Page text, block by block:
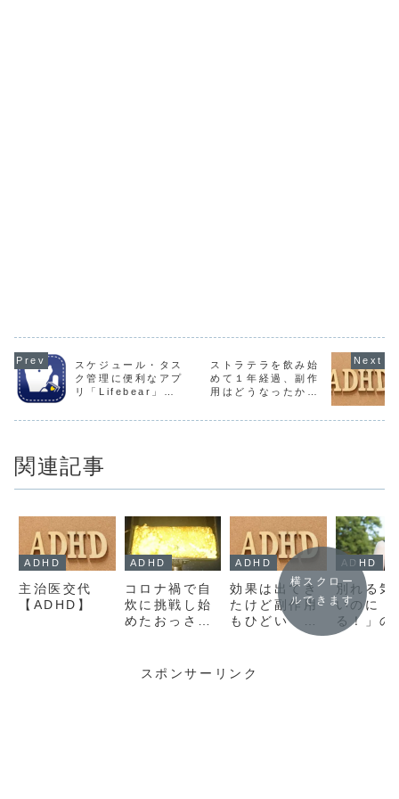
スケジュール・タス
ク管理に便利なアプ
リ「Lifebear」
ストラテラを飲み始
めて１年経過、副作
用はどうなったか
関連記事
ADHD
主治医交代
【ADHD】
ADHD
コロナ禍で自
炊に挑戦し始
めたおっさん
で玉子焼きを
おいしく焼け
ADHD
効果は出てき
たけど副作用
もひどい ス
トラテラ服用
（ADHD）
ADHD
別れる気
いのに「
る！」の
しは禁句
横スクロー
ルできます
スポンサーリンク